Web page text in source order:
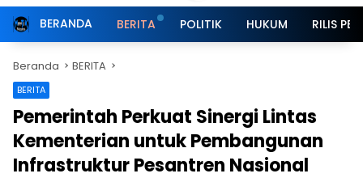
BERANDA BERITA POLITIK HUKUM RILIS
Beranda BERITA
BERITA
Pemerintah Perkuat Sinergi Lintas
Kementerian untuk Pembangunan
Infrastruktur Pesantren Nasional